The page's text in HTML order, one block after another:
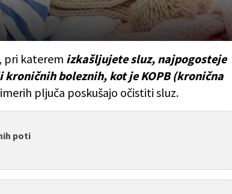
pri katerem izkašljujete sluz, najpogosteje
boleznih, kot je KOPB (kronična
pljuča poskušajo očistiti sluz.
poti